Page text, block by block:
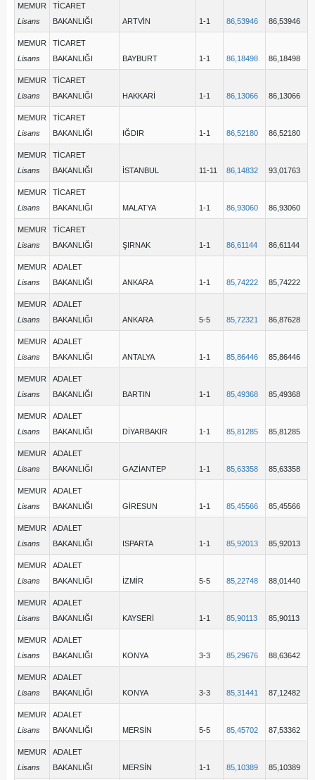
MEMUR
Lisans
TİCARET
BAKANLIĞI
ARTVİN 1-1 86,53946 86,53946
MEMUR
Lisans
TİCARET
BAKANLIĞI
BAYBURT 1-1 86,18498 86,18498
MEMUR
Lisans
TİCARET
BAKANLIĞI
HAKKARİ 1-1 86,13066 86,13066
MEMUR
Lisans
TİCARET
BAKANLIĞI
IĞDIR 1-1 86,52180 86,52180
MEMUR
Lisans
TİCARET
BAKANLIĞI
İSTANBUL 11-11 86,14832 93,01763
MEMUR
Lisans
TİCARET
BAKANLIĞI
MALATYA 1-1 86,93060 86,93060
MEMUR
Lisans
TİCARET
BAKANLIĞI
ŞIRNAK 1-1 86,61144 86,61144
MEMUR
Lisans
ADALET
BAKANLIĞI
ANKARA 1-1 85,74222 85,74222
MEMUR
Lisans
ADALET
BAKANLIĞI
ANKARA 5-5 85,72321 86,87628
MEMUR
Lisans
ADALET
BAKANLIĞI
ANTALYA 1-1 85,86446 85,86446
MEMUR
Lisans
ADALET
BAKANLIĞI
BARTIN 1-1 85,49368 85,49368
MEMUR
Lisans
ADALET
BAKANLIĞI
DİYARBAKIR 1-1 85,81285 85,81285
MEMUR
Lisans
ADALET
BAKANLIĞI
GAZİANTEP 1-1 85,63358 85,63358
MEMUR
Lisans
ADALET
BAKANLIĞI
GİRESUN 1-1 85,45566 85,45566
MEMUR
Lisans
ADALET
BAKANLIĞI
ISPARTA 1-1 85,92013 85,92013
MEMUR
Lisans
ADALET
BAKANLIĞI
İZMİR 5-5 85,22748 88,01440
MEMUR
Lisans
ADALET
BAKANLIĞI
KAYSERİ 1-1 85,90113 85,90113
MEMUR
Lisans
ADALET
BAKANLIĞI
KONYA 3-3 85,29676 88,63642
MEMUR
Lisans
ADALET
BAKANLIĞI
KONYA 3-3 85,31441 87,12482
MEMUR
Lisans
ADALET
BAKANLIĞI
MERSİN 5-5 85,45702 87,53362
MEMUR
Lisans
ADALET
BAKANLIĞI
MERSİN 1-1 85,10389 85,10389